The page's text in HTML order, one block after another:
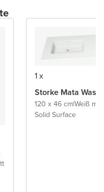
1 x
Storke Mata
120 x 46 cm|Weiß
Solid Surface